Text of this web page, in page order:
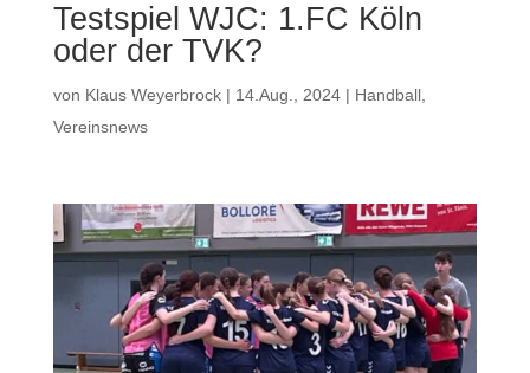
Testspiel WJC: 1.FC Köln
oder der TVK?
von Klaus Weyerbrock| 14.Aug., 2024| Handball,
Vereinsnews